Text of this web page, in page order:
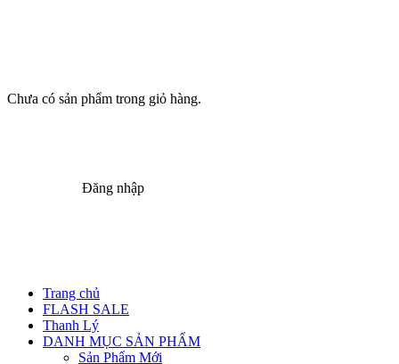
Chưa có sản phẩm trong giỏ hàng.
Đăng nhập
Trang chủ
FLASH SALE
Thanh Lý
DANH MỤC SẢN PHẨM
Sản Phẩm Mới